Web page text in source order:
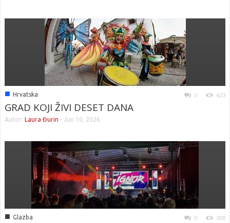
■ Hrvatska 0 423
GRAD KOJI ŽIVI DESET DANA
Autor: Laura Đurin - Jun 10, 2026
■ Glazba 0 308